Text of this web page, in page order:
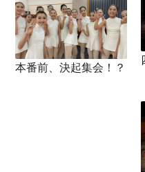
本番前、決起集会！？